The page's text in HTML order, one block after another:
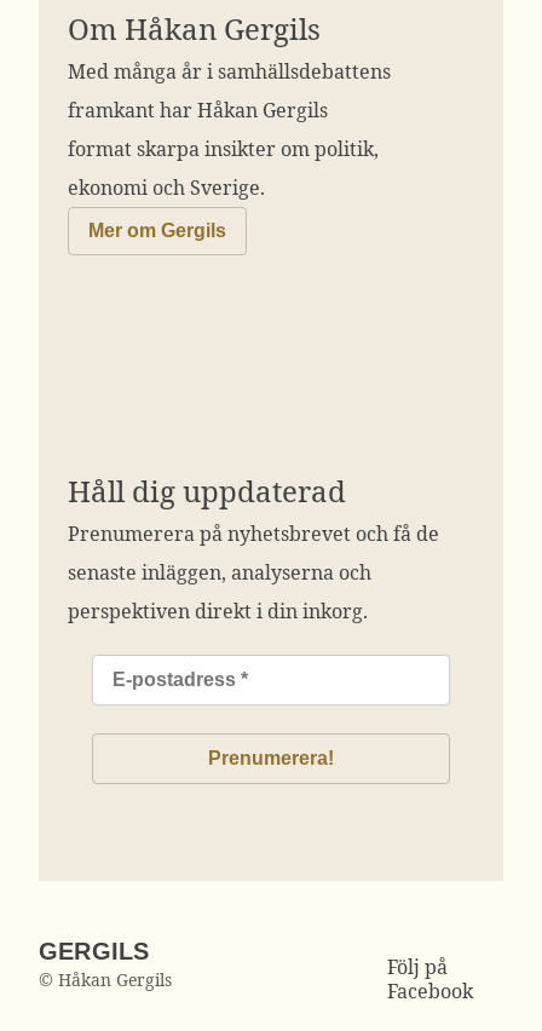
Om Håkan Gergils
Med många år i samhällsdebattens
framkant har Håkan Gergils
format skarpa insikter om politik,
ekonomi och Sverige.
Mer om Gergils
Håll dig uppdaterad
Prenumerera på nyhetsbrevet och få de
senaste inläggen, analyserna och
perspektiven direkt i din inkorg.
GERGILS
© Håkan Gergils
Följ på
Facebook